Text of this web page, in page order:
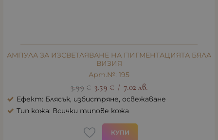
АМПУЛА ЗА ИЗСВЕТЛЯВАНЕ НА ПИГМЕНТАЦИЯТА БЯЛА
ВИЗИЯ
Арт.№: 195
3.99 € 3.59 € / 7.02 лв.
Ефект: Блясък, избистряне, освежаване
Тип кожа: Всички типове кожа
КУПИ